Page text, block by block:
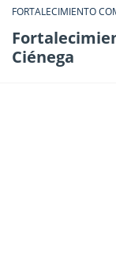
FORTALECIMIENTO
Ciénega